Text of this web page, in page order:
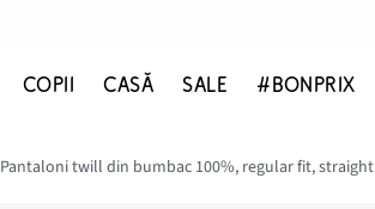
COPII CASĂ SALE #BONPRIX
Pantaloni twill din bumbac 100%, regular fit, straight